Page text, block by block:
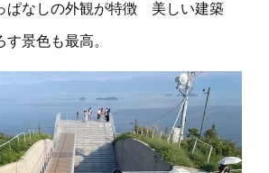
ぱなしの外観が特徴 美しい建築
景色も最高。